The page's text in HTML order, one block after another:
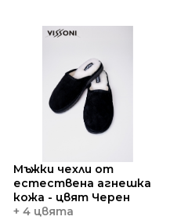
Мъжки чехли от
естествена агнешка
кожа - цвят Черен
+ 4 цвята